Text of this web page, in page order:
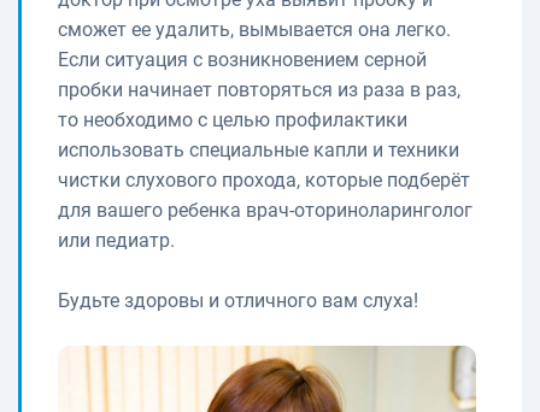
сможет ее удалить, вымывается она легко.
Если ситуация с возникновением серной
пробки начинает повторяться из раза в раз,
то необходимо с целью профилактики
использовать специальные капли и техники
чистки слухового прохода, которые подберёт
для вашего ребенка врач-оториноларинголог
или педиатр.
Будьте здоровы и отличного вам слуха!